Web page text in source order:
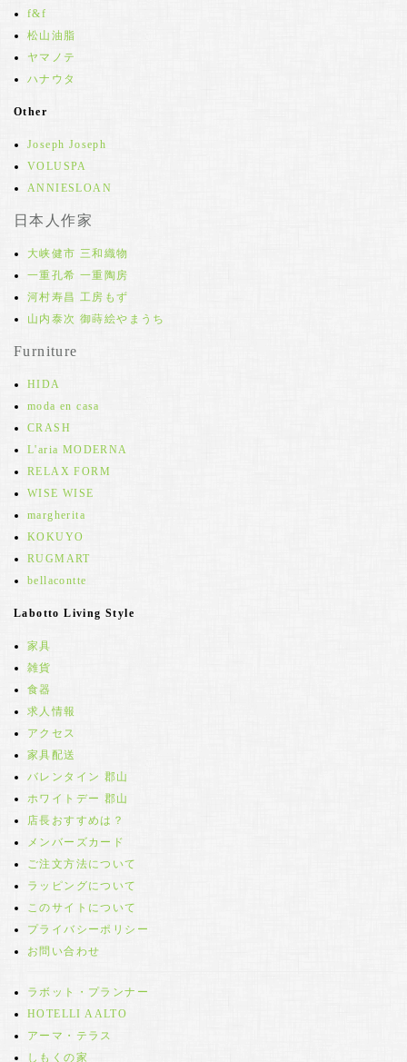
f&f
松山油脂
ヤマノテ
ハナウタ
Other
Joseph Joseph
VOLUSPA
ANNIESLOAN
日本人作家
大峡健市 三和織物
一重孔希 一重陶房
河村寿昌 工房もず
山内泰次 御蒔絵やまうち
Furniture
HIDA
moda en casa
CRASH
L'aria MODERNA
RELAX FORM
WISE WISE
margherita
KOKUYO
RUGMART
bellacontte
Labotto Living Style
家具
雑貨
食器
求人情報
アクセス
家具配送
バレンタイン 郡山
ホワイトデー 郡山
店長おすすめは？
メンバーズカード
ご注文方法について
ラッピングについて
このサイトについて
プライバシーポリシー
お問い合わせ
ラボット・プランナー
HOTELLI AALTO
アーマ・テラス
しもくの家